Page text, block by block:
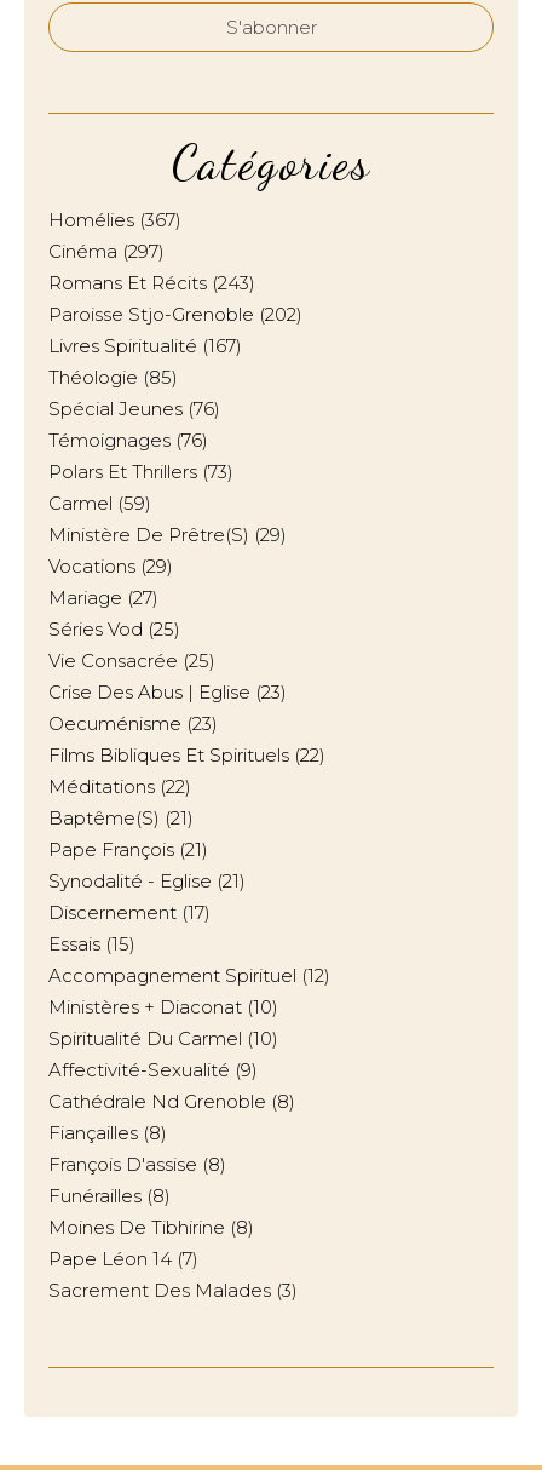
Catégories
Homélies (367)
Cinéma (297)
Romans Et Récits (243)
Paroisse Stjo-Grenoble (202)
Livres Spiritualité (167)
Théologie (85)
Spécial Jeunes (76)
Témoignages (76)
Polars Et Thrillers (73)
Carmel (59)
Ministère De Prêtre(s) (29)
Vocations (29)
Mariage (27)
Séries Vod (25)
Vie Consacrée (25)
Crise Des Abus | Eglise (23)
Oecuménisme (23)
Films Bibliques Et Spirituels (22)
Méditations (22)
Baptême(s) (21)
Pape François (21)
Synodalité - Eglise (21)
Discernement (17)
Essais (15)
Accompagnement Spirituel (12)
Ministères + Diaconat (10)
Spiritualité Du Carmel (10)
Affectivité-Sexualité (9)
Cathédrale Nd Grenoble (8)
Fiançailles (8)
François D'assise (8)
Funérailles (8)
Moines De Tibhirine (8)
Pape Léon 14 (7)
Sacrement Des Malades (3)